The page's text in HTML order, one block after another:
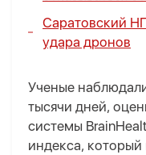
Саратовский
удара дронов
Ученые
тысячи дней,
системы
индекса, который